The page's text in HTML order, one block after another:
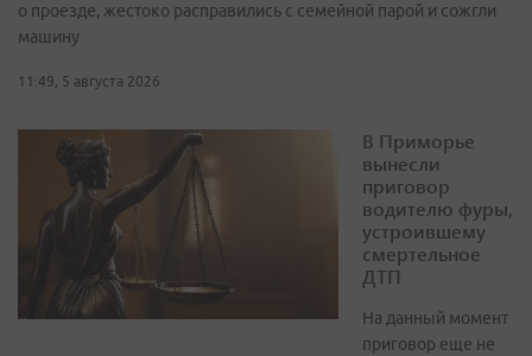
о проезде, жестоко расправились с семейной парой и сожгли
машину
11:49, 5 августа 2026
В Приморье
вынесли
приговор
водителю фуры,
устроившему
смертельное
ДТП
На данный момент
приговор еще не